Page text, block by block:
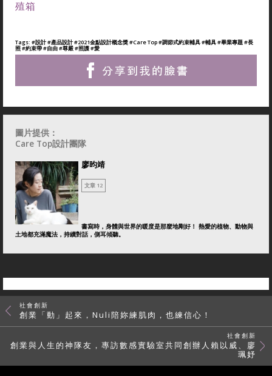
殖箱
Tags: #設計#產品設計#2021金點設計概念獎#Care Top#調節式約束輔具#輔具#畢業專題#長
照#約束帶#自由#尊嚴#照護#愛
圖片提供：
Care Top設計團隊
廖昀靖
文章 12
書寫時，身體與世界的暖度是那麼地剛好！ 熱愛的植物、動物與
土地都充滿魔法，持續對話，側耳傾聽。
社會創新
創業「動」起來，Nuli陪妳練肌肉，也練信心！
社會創新
創業與人生的神隊友，專訪數感實驗室共同創辦人賴以威、廖
珮妤